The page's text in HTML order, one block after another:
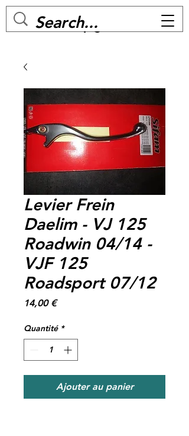
MC BIKE Perpignan
Levier Frein
Daelim - VJ 125
Roadwin 04/14 -
VJF 125
Roadsport 07/12
14,00 €Prix
Quantité *
Ajouter au panier